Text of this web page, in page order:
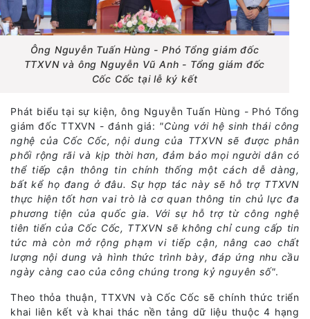
Ông Nguyễn Tuấn Hùng - Phó Tổng giám đốc
TTXVN và ông Nguyễn Vũ Anh - Tổng giám đốc
Cốc Cốc tại lễ ký kết
Phát biểu tại sự kiện, ông Nguyễn Tuấn Hùng - Phó Tổng
giám đốc TTXVN - đánh giá: "Cùng với hệ sinh thái công
nghệ của Cốc Cốc, nội dung của TTXVN sẽ được phân
phối rộng rãi và kịp thời hơn, đảm bảo mọi người dân có
thể tiếp cận thông tin chính thống một cách dễ dàng,
bất kể họ đang ở đâu. Sự hợp tác này sẽ hỗ trợ TTXVN
thực hiện tốt hơn vai trò là cơ quan thông tin chủ lực đa
phương tiện của quốc gia. Với sự hỗ trợ từ công nghệ
tiên tiến của Cốc Cốc, TTXVN sẽ không chỉ cung cấp tin
tức mà còn mở rộng phạm vi tiếp cận, nâng cao chất
lượng nội dung và hình thức trình bày, đáp ứng nhu cầu
ngày càng cao của công chúng trong kỷ nguyên số".
Theo thỏa thuận, TTXVN và Cốc Cốc sẽ chính thức triển
khai liên kết và khai thác nền tảng dữ liệu thuộc 4 hạng